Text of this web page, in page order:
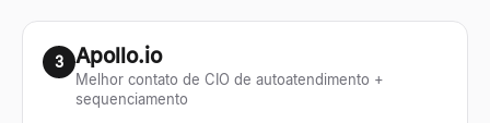
3 Apollo.io
Melhor contato de CIO de autoatendimento +
sequenciamento